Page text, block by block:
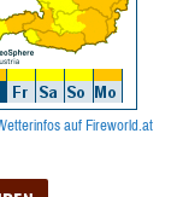
auf Fireworld.at